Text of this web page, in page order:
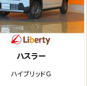
ハスラー
ハイブリッドＧ